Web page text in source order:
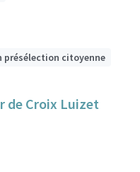
présélection citoyenne
de Croix Luizet